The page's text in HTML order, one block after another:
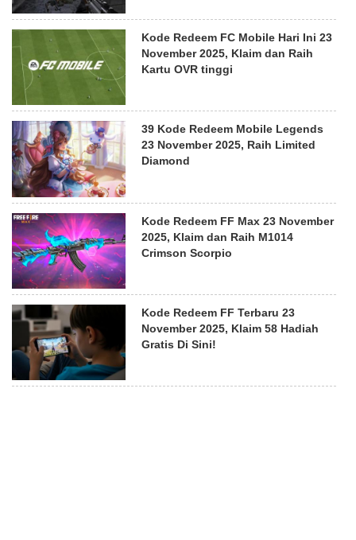
Kode Redeem FC Mobile Hari Ini 23
November 2025, Klaim dan Raih
Kartu OVR tinggi
39 Kode Redeem Mobile Legends
23 November 2025, Raih Limited
Diamond
Kode Redeem FF Max 23 November
2025, Klaim dan Raih M1014
Crimson Scorpio
Kode Redeem FF Terbaru 23
November 2025, Klaim 58 Hadiah
Gratis Di Sini!